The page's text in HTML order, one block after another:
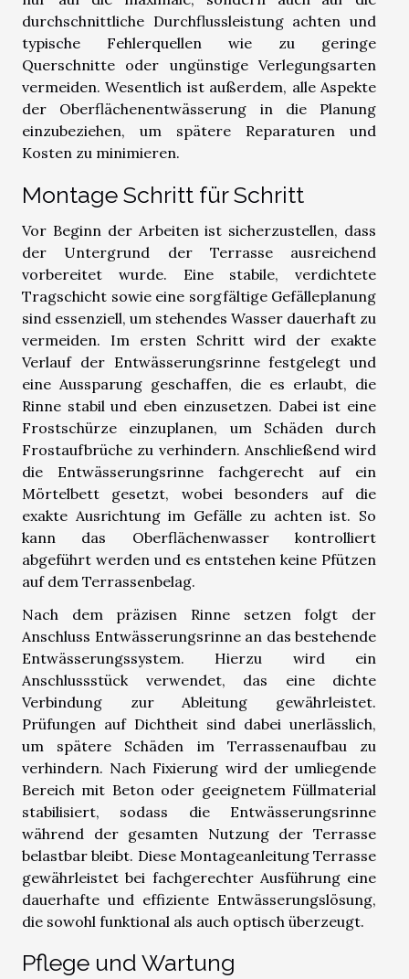
durchschnittliche Durchflussleistung achten und
typische Fehlerquellen wie zu geringe
Querschnitte oder ungünstige Verlegungsarten
vermeiden. Wesentlich ist außerdem, alle Aspekte
der Oberflächenentwässerung in die Planung
einzubeziehen, um spätere Reparaturen und
Kosten zu minimieren.
Montage Schritt für Schritt
Vor Beginn der Arbeiten ist sicherzustellen, dass
der Untergrund der Terrasse ausreichend
vorbereitet wurde. Eine stabile, verdichtete
Tragschicht sowie eine sorgfältige Gefälleplanung
sind essenziell, um stehendes Wasser dauerhaft zu
vermeiden. Im ersten Schritt wird der exakte
Verlauf der Entwässerungsrinne festgelegt und
eine Aussparung geschaffen, die es erlaubt, die
Rinne stabil und eben einzusetzen. Dabei ist eine
Frostschürze einzuplanen, um Schäden durch
Frostaufbrüche zu verhindern. Anschließend wird
die Entwässerungsrinne fachgerecht auf ein
Mörtelbett gesetzt, wobei besonders auf die
exakte Ausrichtung im Gefälle zu achten ist. So
kann das Oberflächenwasser kontrolliert
abgeführt werden und es entstehen keine Pfützen
auf dem Terrassenbelag.
Nach dem präzisen Rinne setzen folgt der
Anschluss Entwässerungsrinne an das bestehende
Entwässerungssystem. Hierzu wird ein
Anschlussstück verwendet, das eine dichte
Verbindung zur Ableitung gewährleistet.
Prüfungen auf Dichtheit sind dabei unerlässlich,
um spätere Schäden im Terrassenaufbau zu
verhindern. Nach Fixierung wird der umliegende
Bereich mit Beton oder geeignetem Füllmaterial
stabilisiert, sodass die Entwässerungsrinne
während der gesamten Nutzung der Terrasse
belastbar bleibt. Diese Montageanleitung Terrasse
gewährleistet bei fachgerechter Ausführung eine
dauerhafte und effiziente Entwässerungslösung,
die sowohl funktional als auch optisch überzeugt.
Pflege und Wartung